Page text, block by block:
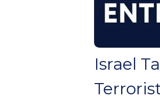
Israel